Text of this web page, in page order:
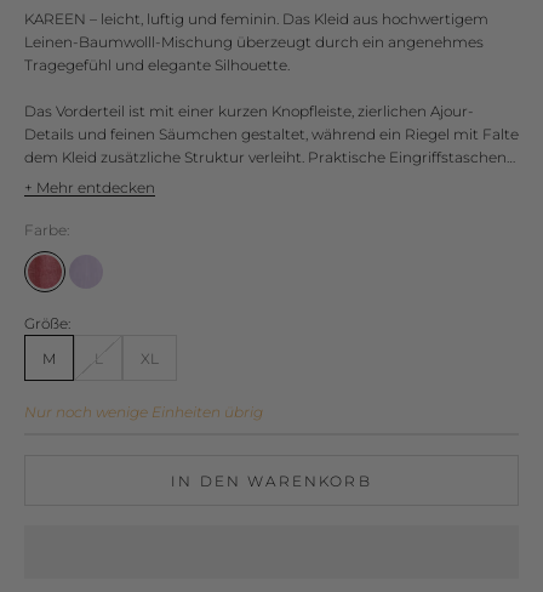
KAREEN – leicht, luftig und feminin. Das Kleid aus hochwertigem
Leinen-Baumwolll-Mischung überzeugt durch ein angenehmes
Tragegefühl und elegante Silhouette.
Das Vorderteil ist mit einer kurzen Knopfleiste, zierlichen Ajour-
Details und feinen Säumchen gestaltet, während ein Riegel mit Falte
dem Kleid zusätzliche Struktur verleiht. Praktische Eingriffstaschen
an den Seitennähten verbinden Stil mit Funktion. Die Ärmel mit
Vielseitig kombinierbar – ein Sommerkleid für entspannte Eleganz
im Alltag oder zu besonderen Anlässen.
+ Mehr entdecken
Farbe:
46-apfel.
Größe:
M
L XL
Nur noch wenige Einheiten übrig
IN DEN WARENKORB